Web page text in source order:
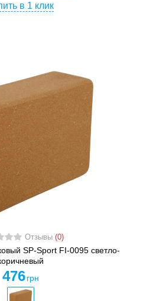
в 1 клик
Отзывы (0)
SP-Sport FI-0095 светло-
476 грн